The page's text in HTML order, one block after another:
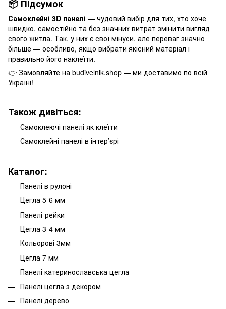
📦 Підсумок
Самоклейні 3D панелі — чудовий вибір для тих, хто хоче
швидко, самостійно та без значних витрат змінити вигляд
свого житла. Так, у них є свої мінуси, але переваг значно
більше — особливо, якщо вибрати якісний матеріал і
правильно його наклеїти.
👉 Замовляйте на budivelnik.shop — ми доставимо по всій
Україні!
Також дивіться:
Самоклеючі панелі як клеїти
Самоклейні панелі в інтер’єрі
Каталог:
Панелі в рулоні
Цегла 5-6 мм
Панелі-рейки
Цегла 3-4 мм
Кольорові 3мм
Цегла 7 мм
Панелі катеринославська цегла
Панелі цегла з декором
Панелі дерево